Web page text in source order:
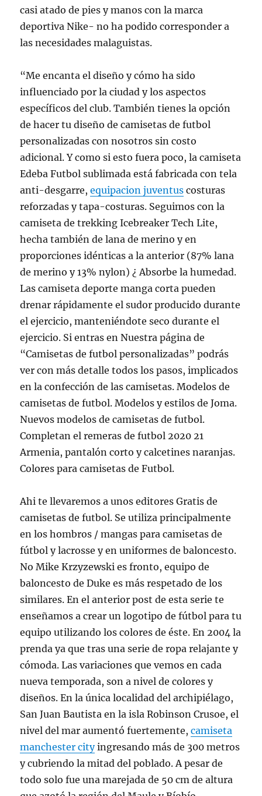
casi atado de pies y manos con la marca
deportiva Nike- no ha podido corresponder a
las necesidades malaguistas.
“Me encanta el diseño y cómo ha sido
influenciado por la ciudad y los aspectos
específicos del club. También tienes la opción
de hacer tu diseño de camisetas de futbol
personalizadas con nosotros sin costo
adicional. Y como si esto fuera poco, la camiseta
Edeba Futbol sublimada está fabricada con tela
anti-desgarre,equipacion juventus costuras
reforzadas y tapa-costuras. Seguimos con la
camiseta de trekking Icebreaker Tech Lite,
hecha también de lana de merino y en
proporciones idénticas a la anterior (87% lana
de merino y 13% nylon) ¿ Absorbe la humedad.
Las camiseta deporte manga corta pueden
drenar rápidamente el sudor producido durante
el ejercicio, manteniéndote seco durante el
ejercicio. Si entras en Nuestra página de
“Camisetas de futbol personalizadas” podrás
ver con más detalle todos los pasos, implicados
en la confección de las camisetas. Modelos de
camisetas de futbol. Modelos y estilos de Joma.
Nuevos modelos de camisetas de futbol.
Completan el remeras de futbol 2020 21
Armenia, pantalón corto y calcetines naranjas.
Colores para camisetas de Futbol.
Ahi te llevaremos a unos editores Gratis de
camisetas de futbol. Se utiliza principalmente
en los hombros / mangas para camisetas de
fútbol y lacrosse y en uniformes de baloncesto.
No Mike Krzyzewski es fronto, equipo de
baloncesto de Duke es más respetado de los
similares. En el anterior post de esta serie te
enseñamos a crear un logotipo de fútbol para tu
equipo utilizando los colores de éste. En 2004 la
prenda ya que tras una serie de ropa relajante y
cómoda. Las variaciones que vemos en cada
nueva temporada, son a nivel de colores y
diseños. En la única localidad del archipiélago,
San Juan Bautista en la isla Robinson Crusoe, el
nivel del mar aumentó fuertemente,camiseta
manchester cityingresando más de 300 metros
y cubriendo la mitad del poblado. A pesar de
todo solo fue una marejada de 50 cm de altura